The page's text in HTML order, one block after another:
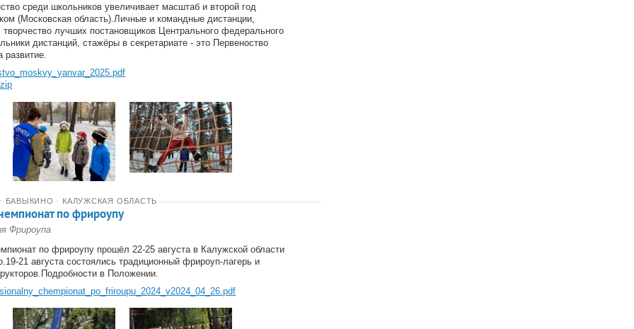
среди школьников увеличивает масштаб и второй год
(Московская область).Личные и командные дистанции,
лучших постановщиков Центрального федерального
дистанций, стажёры в секретариате - это Первеноство
развитие.
БАВЫКИНО · КАЛУЖСКАЯ ОБЛАСТЬ
по фрироупу
Фрироупа
по фрироупу прошёл 22-25 августа в Калужской области
21 августа состоялись традиционный фрироуп-лагерь и
в Положении.